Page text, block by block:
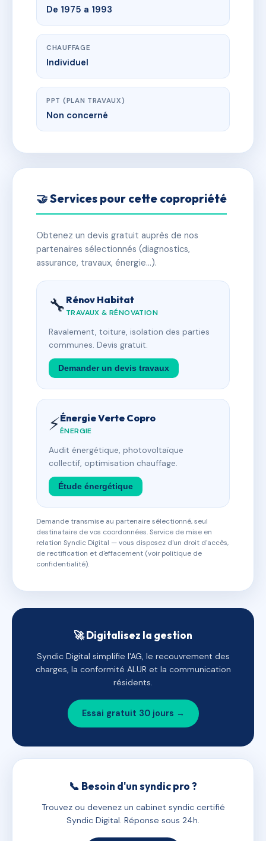
De 1975 a 1993
CHAUFFAGE
Individuel
PPT (PLAN TRAVAUX)
Non concerné
🤝 Services pour cette copropriété
Obtenez un devis gratuit auprès de nos
partenaires sélectionnés (diagnostics,
assurance, travaux, énergie…).
🔧 Rénov Habitat
TRAVAUX & RÉNOVATION
Ravalement, toiture, isolation des parties
communes. Devis gratuit.
Demander un devis travaux
⚡Énergie Verte Copro
ÉNERGIE
Audit énergétique, photovoltaïque
collectif, optimisation chauffage.
Étude énergétique
Demande transmise au partenaire sélectionné, seul
destinataire de vos coordonnées. Service de mise en
relation Syndic Digital — vous disposez d'un droit d'accès,
de rectification et d'effacement (voir politique de
confidentialité).
🚀 Digitalisez la gestion
Syndic Digital simplifie l'AG, le recouvrement des
charges, la conformité ALUR et la communication
résidents.
Essai gratuit 30 jours →
📞 Besoin d'un syndic pro ?
Trouvez ou devenez un cabinet syndic certifié
Syndic Digital. Réponse sous 24h.